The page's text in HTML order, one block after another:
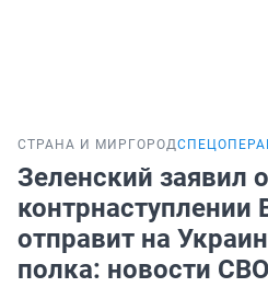
СТРАНА И МИР ГОРОД
Зеленский заявил о
контрнаступлении
отправит на
полка: новости